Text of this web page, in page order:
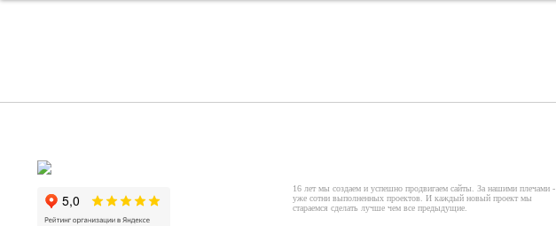
16 лет мы создаем и успешно продвигаем сайты. За нашими плечами -
уже сотни выполненных проектов. И каждый новый проект мы
стараемся сделать лучше чем все предыдущие.